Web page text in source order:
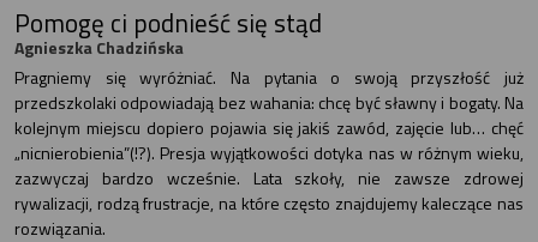
Pomogę ci podnieść się stąd
Agnieszka Chadzińska
Pragniemy się wyróżniać. Na pytania o swoją przyszłość już
przedszkolaki odpowiadają bez wahania: chcę być sławny i bogaty. Na
kolejnym miejscu dopiero pojawia się jakiś zawód, zajęcie lub… chęć
„nicnierobienia”(!?). Presja wyjątkowości dotyka nas w różnym wieku,
zazwyczaj bardzo wcześnie. Lata szkoły, nie zawsze zdrowej
rywalizacji, rodzą frustracje, na które często znajdujemy kaleczące nas
rozwiązania.